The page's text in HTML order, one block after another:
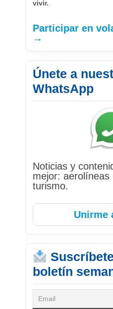
vivir.
Participar en
→
Únete a
WhatsApp
Noticias y
mejor: aerolíneas
turismo.
Unirme
boletín